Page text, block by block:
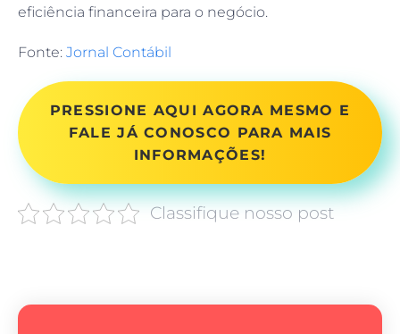
eficiência financeira para o negócio.
Fonte: Jornal Contábil
PRESSIONE AQUI AGORA MESMO E
FALE JÁ CONOSCO PARA MAIS
INFORMAÇÕES!
Classifique nosso post